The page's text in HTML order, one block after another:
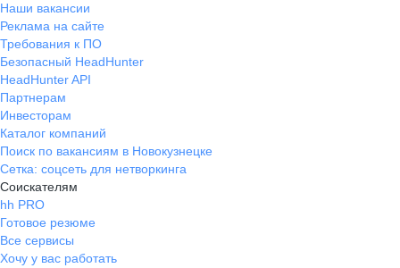
Наши вакансии
Реклама на сайте
Требования к ПО
Безопасный HeadHunter
HeadHunter API
Партнерам
Инвесторам
Каталог компаний
Поиск по вакансиям в Новокузнецке
Сетка: соцсеть для нетворкинга
Соискателям
hh PRO
Готовое резюме
Все сервисы
Хочу у вас работать